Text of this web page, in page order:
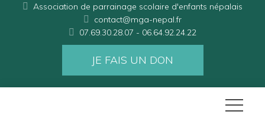
Association de parrainage scolaire d'enfants népalais
contact@mga-nepal.fr
07.69.30.28.07 - 06.64.92.24.22
JE FAIS UN DON